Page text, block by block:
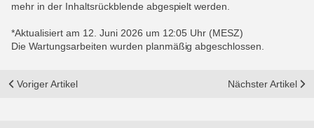
mehr in der Inhaltsrückblende abgespielt werden.
*Aktualisiert am 12. Juni 2026 um 12:05 Uhr (MESZ)
Die Wartungsarbeiten wurden planmäßig abgeschlossen.
Voriger Artikel Nächster Artikel